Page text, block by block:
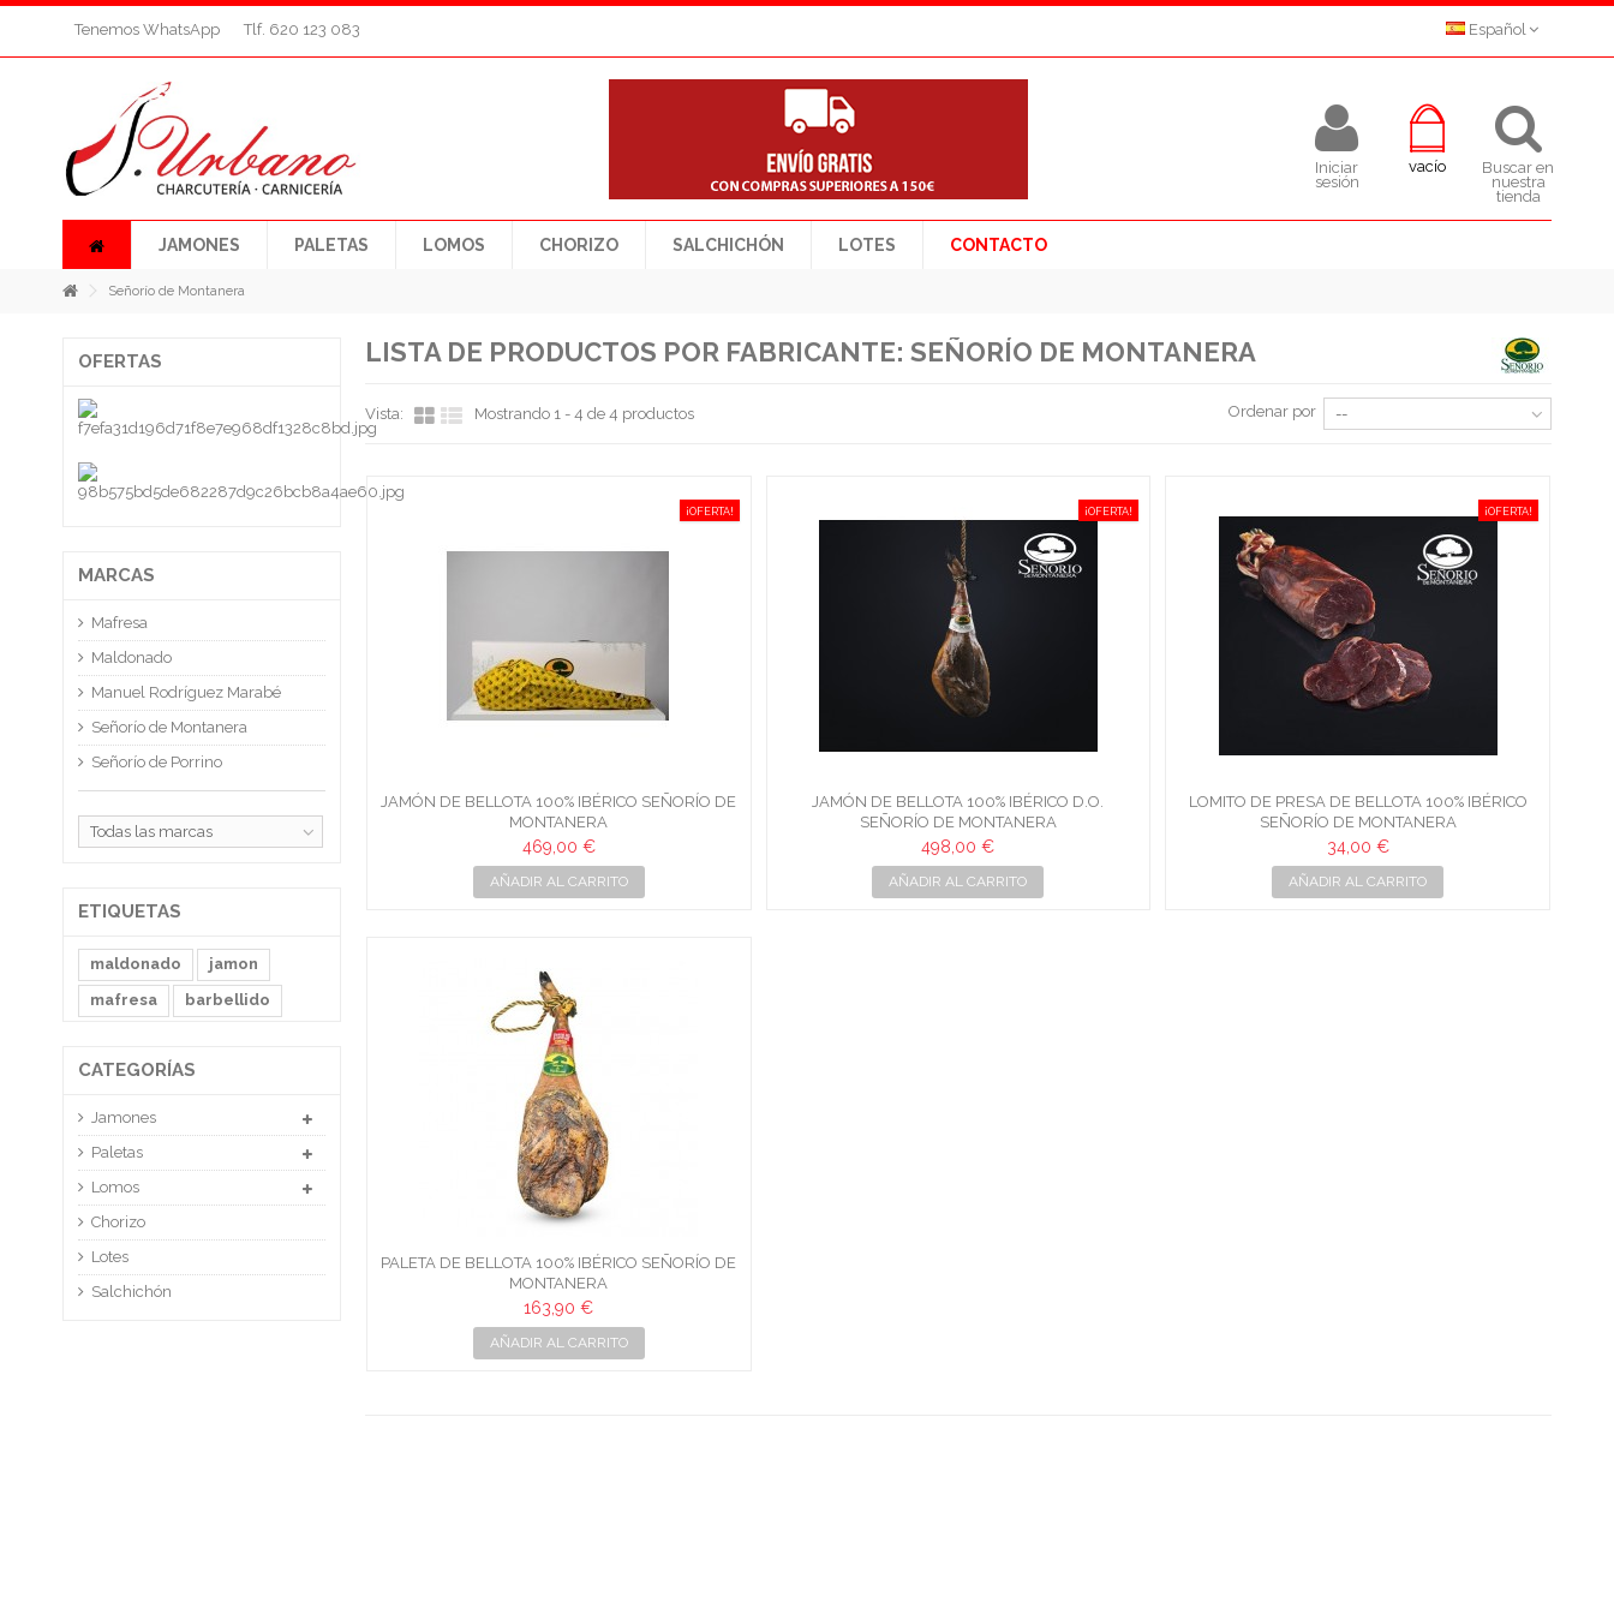
Español
Tenemos WhatsApp Tlf. 620 123 083
Buscar en
nuestra
tienda
vacío
Iniciar
sesión
JAMONES PALETAS LOMOS CHORIZO SALCHICHÓN LOTES CONTACTO
Señorío de Montanera
LISTA DE PRODUCTOS POR FABRICANTE: SEÑORÍO DE MONTANERA
Vista: Mostrando 1 - 4 de 4 productos Ordenar por --
¡OFERTA!
JAMÓN DE BELLOTA 100% IBÉRICO SEÑORÍO DE
MONTANERA
469,00 €
AÑADIR AL CARRITO
¡OFERTA!
JAMÓN DE BELLOTA 100% IBÉRICO D.O.
SEÑORÍO DE MONTANERA
498,00 €
AÑADIR AL CARRITO
¡OFERTA!
LOMITO DE PRESA DE BELLOTA 100% IBÉRICO
SEÑORÍO DE MONTANERA
34,00 €
AÑADIR AL CARRITO
PALETA DE BELLOTA 100% IBÉRICO SEÑORÍO DE
MONTANERA
163,90 €
AÑADIR AL CARRITO
OFERTAS
MARCAS
Mafresa
Maldonado
Manuel Rodríguez Marabé
Señorío de Montanera
Señorío de Porrino
Todas las marcas
ETIQUETAS
maldonado
jamon
mafresa
barbellido
CATEGORÍAS
Jamones
Paletas
Lomos
Chorizo
Lotes
Salchichón